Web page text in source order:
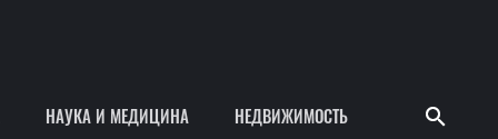
НАУКА И МЕДИЦИНА НЕДВИЖИМОСТЬ